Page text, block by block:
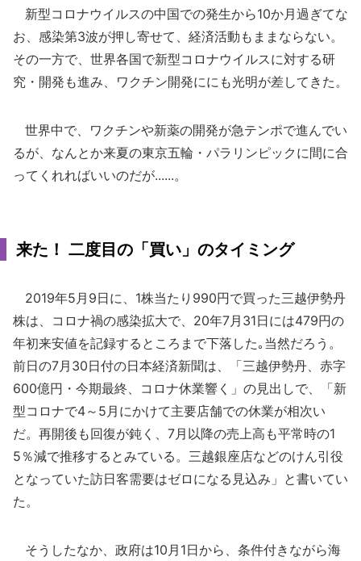
新型コロナウイルスの中国での発生から10か月過ぎてな
お、感染第3波が押し寄せて、経済活動もままならない。
その一方で、世界各国で新型コロナウイルスに対する研
究・開発も進み、ワクチン開発ににも光明が差してきた。
世界中で、ワクチンや新薬の開発が急テンポで進んでい
るが、なんとか来夏の東京五輪・パラリンピックに間に合
ってくれればいいのだが......。
来た！ 二度目の「買い」のタイミング
2019年5月9日に、1株当たり990円で買った三越伊勢丹
株は、コロナ禍の感染拡大で、20年7月31日には479円の
年初来安値を記録するところまで下落した｡当然だろう。
前日の7月30日付の日本経済新聞は、「三越伊勢丹、赤字
600億円・今期最終、コロナ休業響く」の見出しで、「新
型コロナで4～5月にかけて主要店舗での休業が相次い
だ。再開後も回復が鈍く、7月以降の売上高も平常時の1
5％減で推移するとみている。三越銀座店などのけん引役
となっていた訪日客需要はゼロになる見込み」と書いてい
た。
そうしたなか、政府は10月1日から、条件付きながら海